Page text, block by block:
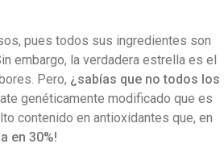
pues todos sus ingredientes son
embargo, la verdadera estrella es el
Pero, ¿sabías que no todos los
genéticamente modificado que es
contenido en antioxidantes que, en
en 30%!